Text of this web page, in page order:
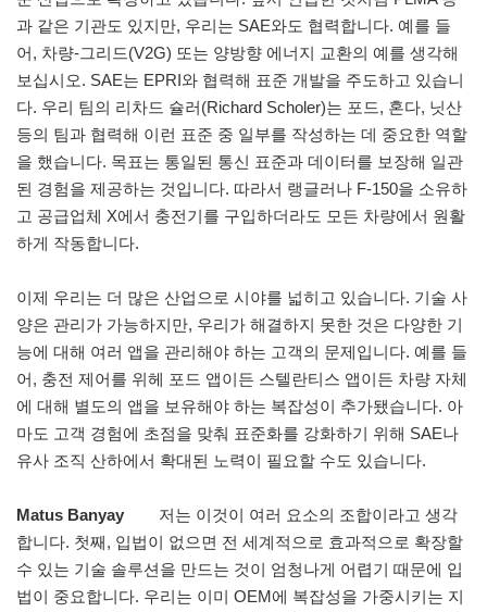
과 같은 기관도 있지만, 우리는 SAE와도 협력합니다. 예를 들
어, 차량-그리드(V2G) 또는 양방향 에너지 교환의 예를 생각해
보십시오. SAE는 EPRI와 협력해 표준 개발을 주도하고 있습니
다. 우리 팀의 리차드 슐러(Richard Scholer)는 포드, 혼다, 닛산
등의 팀과 협력해 이런 표준 중 일부를 작성하는 데 중요한 역할
을 했습니다. 목표는 통일된 통신 표준과 데이터를 보장해 일관
된 경험을 제공하는 것입니다. 따라서 랭글러나 F-150을 소유하
고 공급업체 X에서 충전기를 구입하더라도 모든 차량에서 원활
하게 작동합니다.
이제 우리는 더 많은 산업으로 시야를 넓히고 있습니다. 기술 사
양은 관리가 가능하지만, 우리가 해결하지 못한 것은 다양한 기
능에 대해 여러 앱을 관리해야 하는 고객의 문제입니다. 예를 들
어, 충전 제어를 위헤 포드 앱이든 스텔란티스 앱이든 차량 자체
에 대해 별도의 앱을 보유해야 하는 복잡성이 추가됐습니다. 아
마도 고객 경험에 초점을 맞춰 표준화를 강화하기 위해 SAE나
유사 조직 산하에서 확대된 노력이 필요할 수도 있습니다.
Matus Banyay
저는 이것이 여러 요소의 조합이라고 생각
합니다. 첫째, 입법이 없으면 전 세계적으로 효과적으로 확장할
수 있는 기술 솔루션을 만드는 것이 엄청나게 어렵기 때문에 입
법이 중요합니다. 우리는 이미 OEM에 복잡성을 가중시키는 지